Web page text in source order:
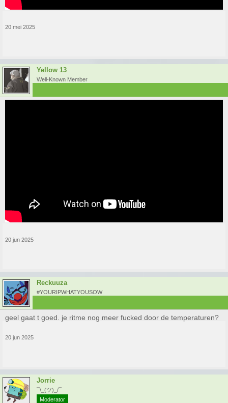
20 mei 2025
Yellow 13
Well-Known Member
20 jun 2025
Reckuuza
#YOURIPWHATYOUSOW
geel gaat t goed. je ritme nog meer fucked door de temperaturen?
20 jun 2025
Jorrie
¯\_(ツ)_/¯
Moderator